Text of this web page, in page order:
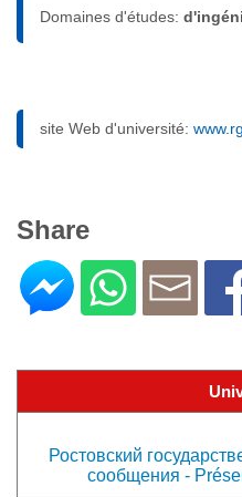
Domaines d'études:
site Web d'université:
Share
Ростовский
сообщения -